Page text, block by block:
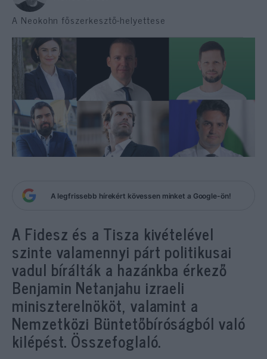
A Neokohn főszerkesztő-helyettese
A legfrissebb hírekért kövessen minket a Google-ön!
A Fidesz és a Tisza kivételével
szinte valamennyi párt politikusai
vadul bírálták a hazánkba érkező
Benjamin Netanjahu izraeli
miniszterelnököt, valamint a
Nemzetközi Büntetőbíróságból való
kilépést. Összefoglaló.